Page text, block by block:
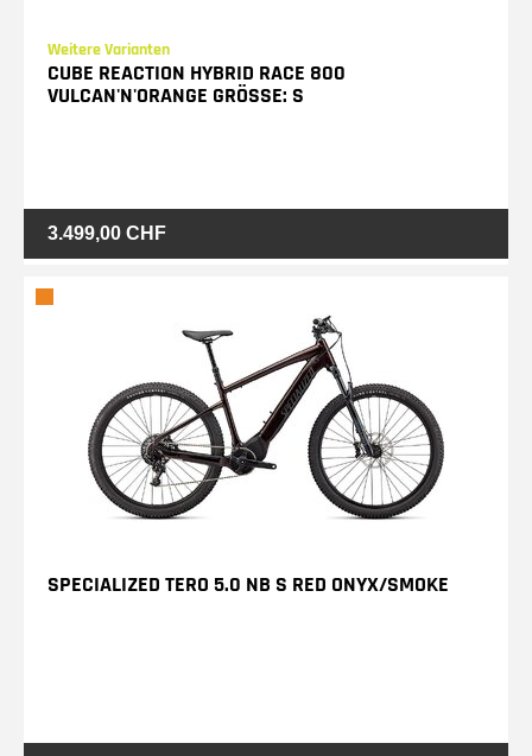
3.499,00 CHF
Weitere Varianten
CUBE REACTION HYBRID RACE 800
VULCAN'N'ORANGE GRÖSSE: S
SPECIALIZED TERO 5.0 NB S RED ONYX/SMOKE